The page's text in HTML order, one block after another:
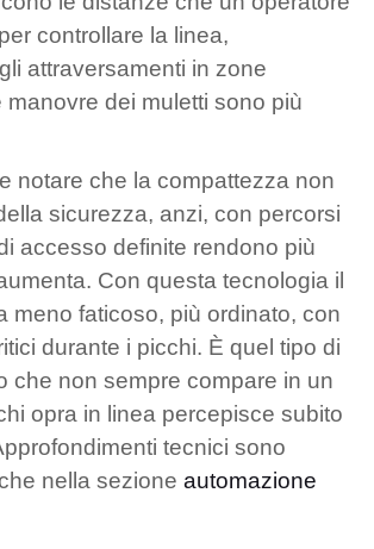
controllare la linea,
attraversamenti in zone
dei muletti sono più
notare che la compattezza non
sicurezza, anzi, con percorsi
accesso definite rendono più
Con questa tecnologia il
meno faticoso, più ordinato, con
durante i picchi. È quel tipo di
che non sempre compare in un
opra in linea percepisce subito
tecnici sono
nella sezione automazione